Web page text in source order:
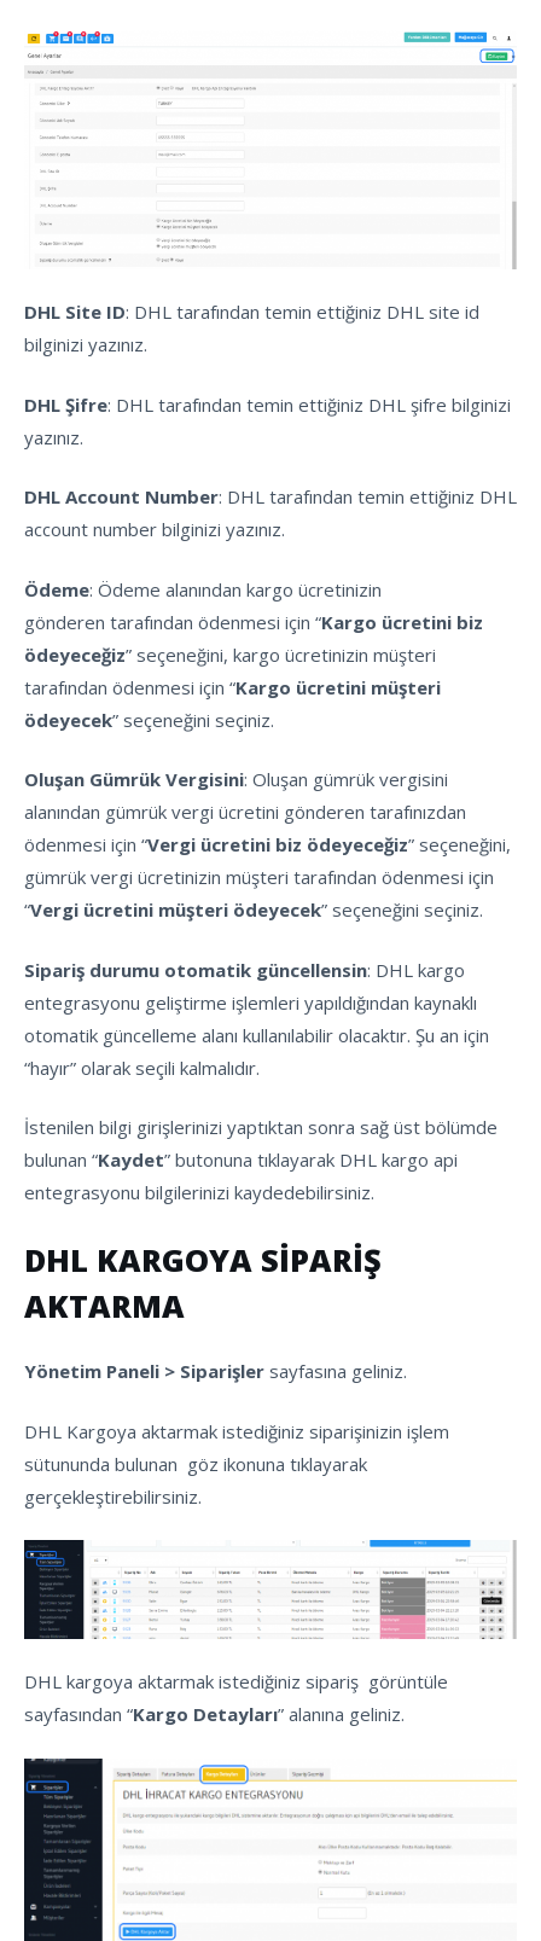
DHL Site ID: DHL tarafından temin ettiğiniz DHL site id
bilginizi yazınız.
DHL Şifre: DHL tarafından temin ettiğiniz DHL şifre bilginizi
yazınız.
DHL Account Number: DHL tarafından temin ettiğiniz DHL
account number bilginizi yazınız.
Ödeme: Ödeme alanından kargo ücretinizin
gönderen tarafından ödenmesi için “Kargo ücretini biz
ödeyeceğiz” seçeneğini, kargo ücretinizin müşteri
tarafından ödenmesi için “Kargo ücretini müşteri
ödeyecek” seçeneğini seçiniz.
Oluşan Gümrük Vergisini: Oluşan gümrük vergisini
alanından gümrük vergi ücretini gönderen tarafınızdan
ödenmesi için “Vergi ücretini biz ödeyeceğiz” seçeneğini,
gümrük vergi ücretinizin müşteri tarafından ödenmesi için
“Vergi ücretini müşteri ödeyecek” seçeneğini seçiniz.
Sipariş durumu otomatik güncellensin: DHL kargo
entegrasyonu geliştirme işlemleri yapıldığından kaynaklı
otomatik güncelleme alanı kullanılabilir olacaktır. Şu an için
“hayır” olarak seçili kalmalıdır.
İstenilen bilgi girişlerinizi yaptıktan sonra sağ üst bölümde
bulunan “Kaydet” butonuna tıklayarak DHL kargo api
entegrasyonu bilgilerinizi kaydedebilirsiniz.
DHL KARGOYA SİPARİŞ
AKTARMA
Yönetim Paneli > Siparişler sayfasına geliniz.
DHL Kargoya aktarmak istediğiniz siparişinizin işlem
sütununda bulunan göz ikonuna tıklayarak
gerçekleştirebilirsiniz.
DHL kargoya aktarmak istediğiniz sipariş görüntüle
sayfasından “Kargo Detayları” alanına geliniz.